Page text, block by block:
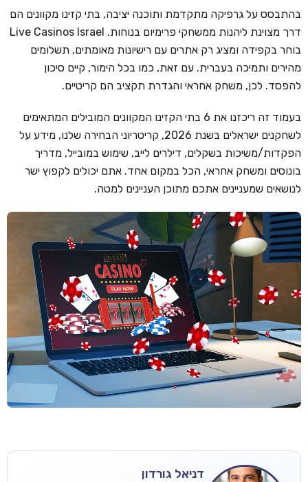
בהתבסס על גרפיקה מתקדמת ותוכנה יציבה, בתי קזינו מקוונים הם
דרך מצוינת ליהנות ממשחקי פרימיום בנוחות. Live Casinos Israel
בוחר בקפידה ומציג רק אתרים עם רישיונות מאומתים, תשלומים
מהירים ותמיכה בעברית. עם זאת, כמו בכל הימור, קיים סיכון
להפסד. לכן, משחק אחראי והגדרת תקציב הם קריטיים.
בעמוד זה ריכזנו את 6 בתי הקזינו המקוונים המובילים המתאימים
לשחקנים ישראלים בשנת 2026, קריטריוני הבחירה שלנו, מידע על
הפקדות/משיכות בשקלים, דילרים לייב, שימוש במובייל, מדריך
בונוסים ומשחק אחראי, הכל במקום אחד. אתם יכולים לקפוץ ישר
לנושאים שמעניינים אתכם מתוכן העניינים למטה.
דניאל גורדון